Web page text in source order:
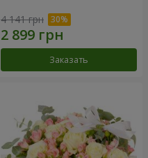
4 141 грн
Заказать